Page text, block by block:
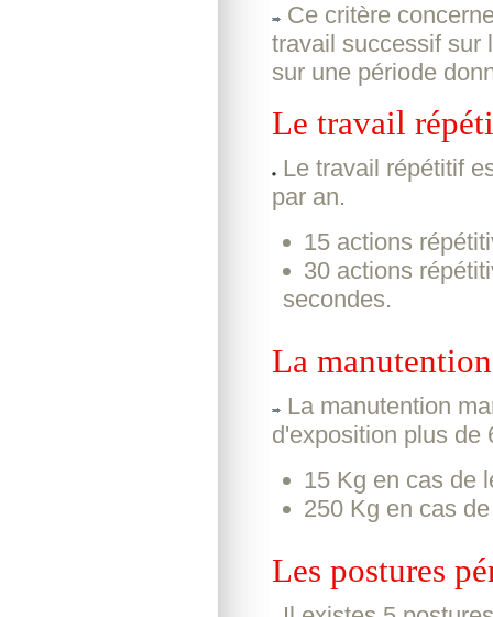
Ce critère
travail successif sur
sur une période
Le travail
Le travail répétitif
par an.
15 actions
30 actions
secondes.
La
La manutention
d'exposition plus de
15 Kg en cas de
250 Kg en cas
Les postures